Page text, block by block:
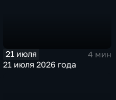
21 июля
4 мин
21 июля 2026 года